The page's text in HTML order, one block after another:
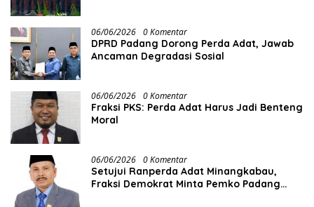
06/06/2026 0 Komentar
DPRD Padang Dorong Perda Adat, Jawab
Ancaman Degradasi Sosial
06/06/2026 0 Komentar
Fraksi PKS: Perda Adat Harus Jadi Benteng
Moral
06/06/2026 0 Komentar
Setujui Ranperda Adat Minangkabau,
Fraksi Demokrat Minta Pemko Padang